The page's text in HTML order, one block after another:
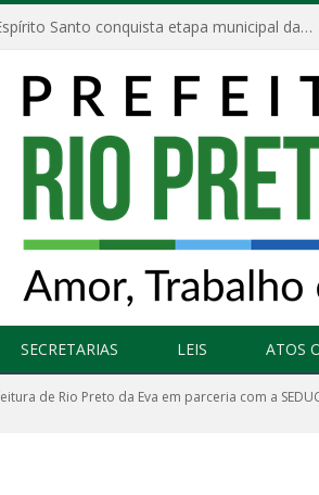
Escola Municipal Divino Espírito Santo conquista etapa municipal da V Feira Amazonense de Matemática
SECRETARIAS LEIS ATOS
de Rio Preto da Eva em parceria com a